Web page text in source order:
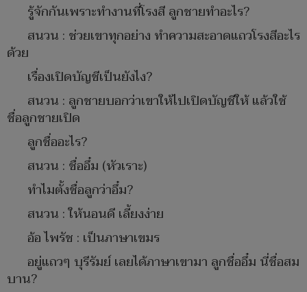
รู้จักกันเพราะทำงานที่โรงสี ลูกชายทำอะไร?
สนวน : ช่วยเขาทุกอย่าง ทำความสะอาดแถวโรงสีอะไร
ด้วย
เรื่องเปิดบัญชีเป็นยังไง?
สนวน : ลูกชายบอกว่าเขาให้ไปเปิดบัญชีให้ แล้วใช้
ชื่อลูกชายเปิด
ลูกชื่ออะไร?
สนวน : ชื่ออึ๋ม (หัวเราะ)
ทำไมตั้งชื่อลูกว่าอึ๋ม?
สนวน : ให้นอนดี เลี้ยงง่าย
อ้อ ไพรัช : เป็นภาษาเขมร
อยู่แถวๆ บุรีรัมย์ เลยได้ภาษาเขามา ลูกชื่ออึ๋ม นี่ชื่อสม
บาน?